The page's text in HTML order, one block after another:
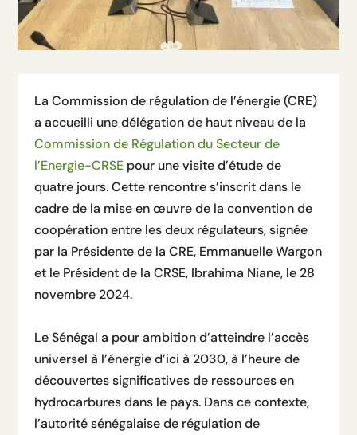
La Commission de régulation de l’énergie (CRE)
a accueilli une délégation de haut niveau de la
Commission de Régulation du Secteur de
l’Energie-CRSEpour une visite d’étude de
quatre jours. Cette rencontre s’inscrit dans le
cadre de la mise en œuvre de la convention de
coopération entre les deux régulateurs, signée
par la Présidente de la CRE, Emmanuelle Wargon
et le Président de la CRSE, Ibrahima Niane, le 28
novembre 2024.
Le Sénégal a pour ambition d’atteindre l’accès
universel à l’énergie d’ici à 2030, à l’heure de
découvertes significatives de ressources en
hydrocarbures dans le pays. Dans ce contexte,
l’autorité sénégalaise de régulation de